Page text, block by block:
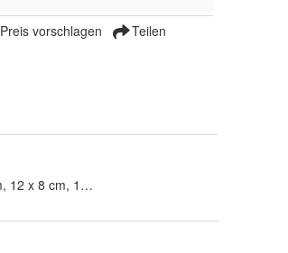
Preis vorschlagen Teilen